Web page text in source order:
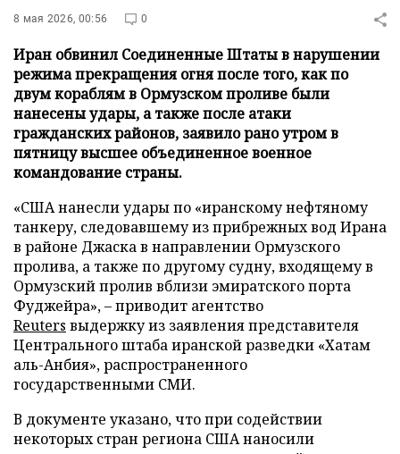
8 мая 2026, 00:56 0
Иран обвинил Соединенные Штаты в нарушении
режима прекращения огня после того, как по
двум кораблям в Ормузском проливе были
нанесены удары, а также после атаки
гражданских районов, заявило рано утром в
пятницу высшее объединенное военное
командование страны.
«США нанесли удары по «иранскому нефтяному
танкеру, следовавшему из прибрежных вод Ирана
в районе Джаска в направлении Ормузского
пролива, а также по другому судну, входящему в
Ормузский пролив вблизи эмиратского порта
Фуджейра», – приводит агентство
Reuters выдержку из заявления представителя
Центрального штаба иранской разведки «Хатам
аль-Анбия», распространенного
государственными СМИ.
В документе указано, что при содействии
некоторых стран региона США наносили